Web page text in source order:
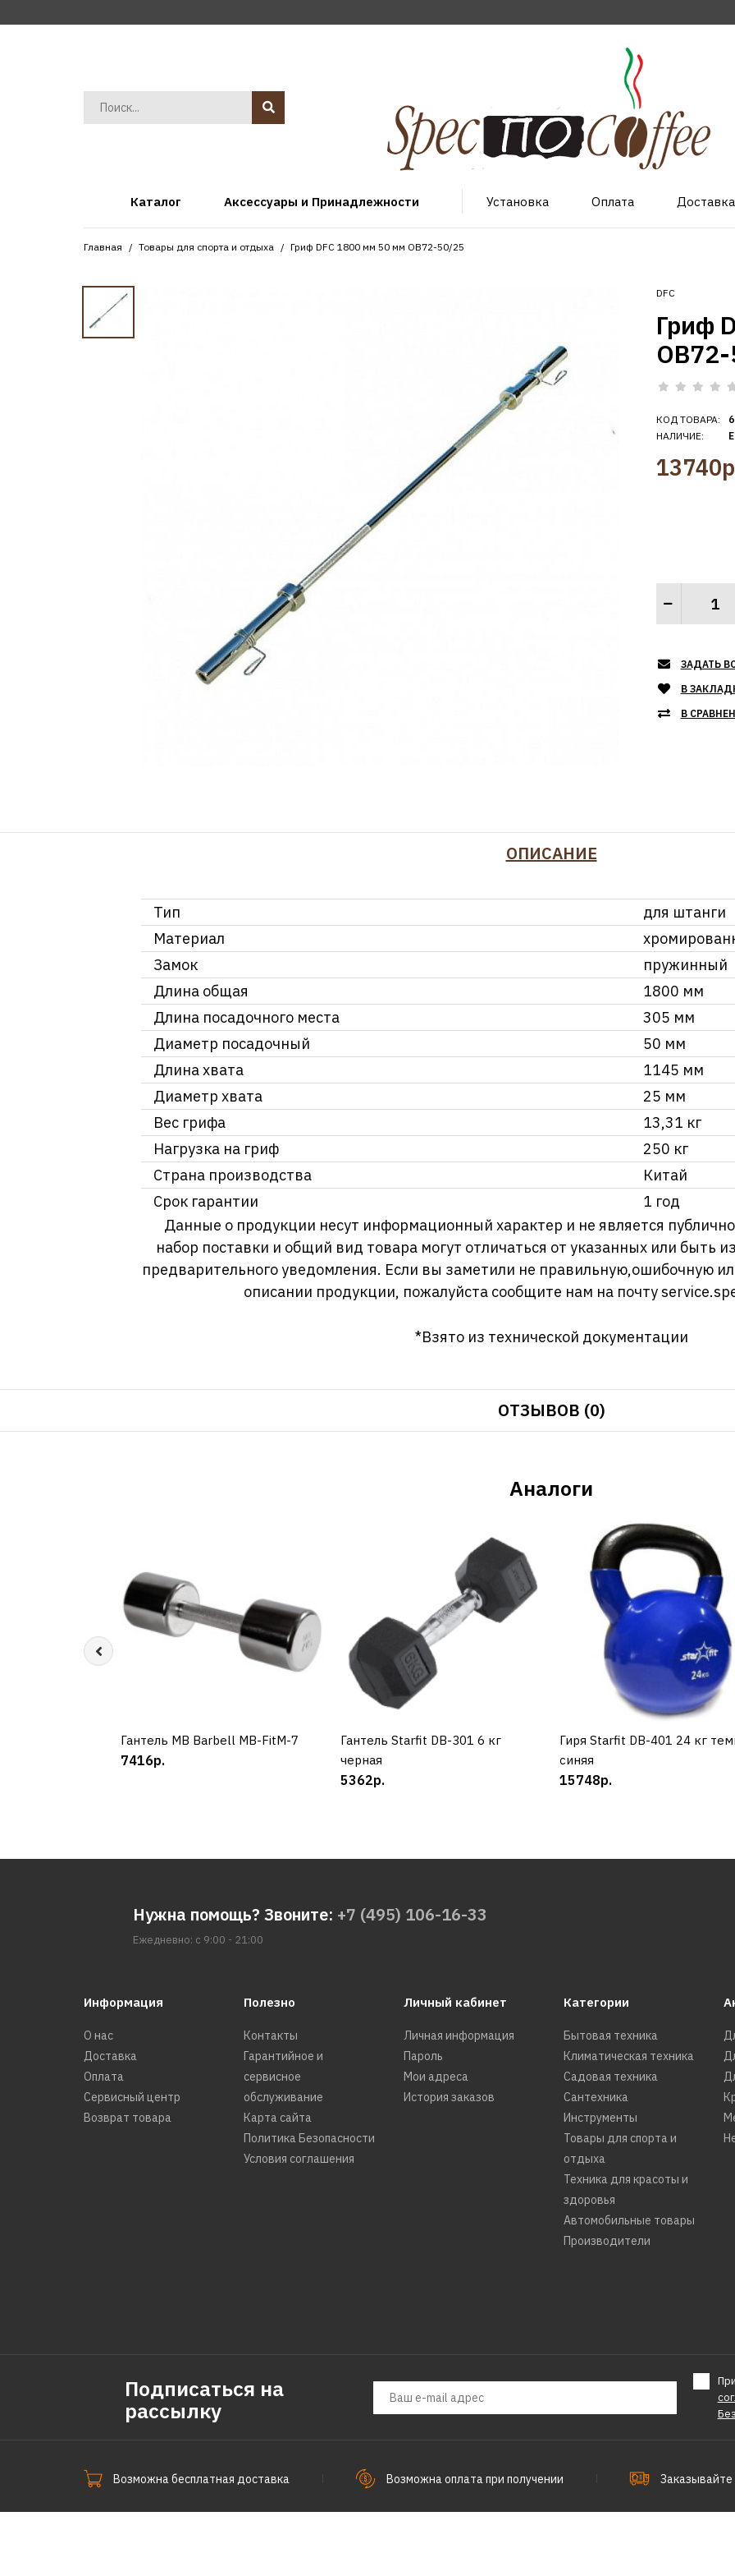
Каталог Аксессуары и Принадлежности Установка Оплата Доставка
Главная Товары для спорта и отдыха Гриф DFC 1800 мм 50 мм OB72-50/25
DFC
Гриф
КОД ТОВАРА:
НАЛИЧИЕ:
ЗАДАТЬ
В
В
ОПИСАНИЕ
Тип
для штанги
Материал
Замок
пружинный
Длина общая
1800 мм
Длина посадочного места
305 мм
Диаметр посадочный
50 мм
Длина хвата
1145 мм
Диаметр хвата
25 мм
Вес грифа
13,31 кг
Нагрузка на гриф
250 кг
Страна производства
Китай
Срок гарантии
1 год
Данные о продукции несут информационный характер и не является
набор поставки и общий вид товара могут отличаться от указанных или быть
предварительного уведомления. Если вы заметили не правильную,ошибочную
описании продукции, пожалуйста сообщите нам на почту
*Взято из технической документации
ОТЗЫВОВ (0)
Аналоги
КУПИТЬ
Гантель MB Barbell MB-FitM-7
7416р.
КУПИТЬ
Гантель Starfit DB-301 6 кг
черная
5362р.
КУПИТЬ
Гиря Starfit DB-401 24 кг
синяя
15748р.
Нужна помощь? Звоните: +7 (495) 106-16-33
Ежедневно: с 9:00 - 21:00
Информация
О нас
Доставка
Оплата
Сервисный центр
Возврат товара
Полезно
Контакты
Гарантийное и
сервисное
обслуживание
Карта сайта
Политика Безопасности
Условия соглашения
Личный кабинет
Личная информация
Пароль
Мои адреса
История заказов
Категории
Бытовая техника
Климатическая техника
Садовая техника
Сантехника
Инструменты
Товары для спорта и
отдыха
Техника для красоты и
здоровья
Автомобильные товары
Производители
Подписаться на
рассылку
Возможна бесплатная доставка Возможна оплата при получении Заказывайте